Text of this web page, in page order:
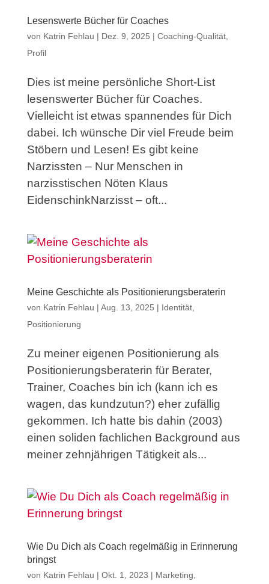
Lesenswerte Bücher für Coaches
von Katrin Fehlau | Dez. 9, 2025 | Coaching-Qualität,
Profil
Dies ist meine persönliche Short-List
lesenswerter Bücher für Coaches.
Vielleicht ist etwas spannendes für Dich
dabei. Ich wünsche Dir viel Freude beim
Stöbern und Lesen! Es gibt keine
Narzissten – Nur Menschen in
narzisstischen Nöten Klaus
EidenschinkNarzisst – oft...
Meine Geschichte als Positionierungsberaterin
von Katrin Fehlau | Aug. 13, 2025 | Identität,
Positionierung
Zu meiner eigenen Positionierung als
Positionierungsberaterin für Berater,
Trainer, Coaches bin ich (kann ich es
wagen, das kundzutun?) eher zufällig
gekommen. Ich hatte bis dahin (2003)
einen soliden fachlichen Background aus
meiner zehnjährigen Tätigkeit als...
Wie Du Dich als Coach regelmäßig in Erinnerung
bringst
von Katrin Fehlau | Okt. 1, 2023 | Marketing